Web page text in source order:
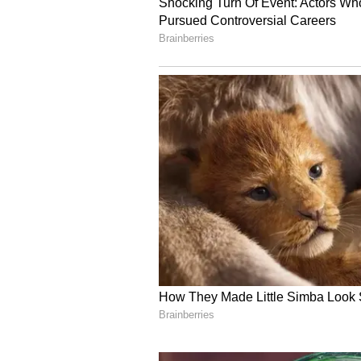
Image Credit :Asianet News
ಕಣ್ಣ ಮುಂದೆ ನನ್ನ ಮಗುವನ್ನು
ನನ್ನ ಕಣ್ಣ ಮುಂದೆಯೇ ನನ್ನ ಮಗುವನ್ನು
ಹೊತ್ತೊಯ್ದು ಕೊಂದು ಹಾಕಿದೆ. ನನ್ನ ಮಗ
ಪವಿತ್ರ ಕಣ್ಣೀರು ಹಾಕಿದ್ದಾರೆ.